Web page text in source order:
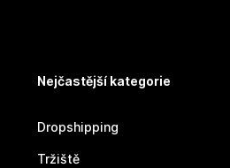
Nejčastější kategorie
Dropshipping
Tržiště